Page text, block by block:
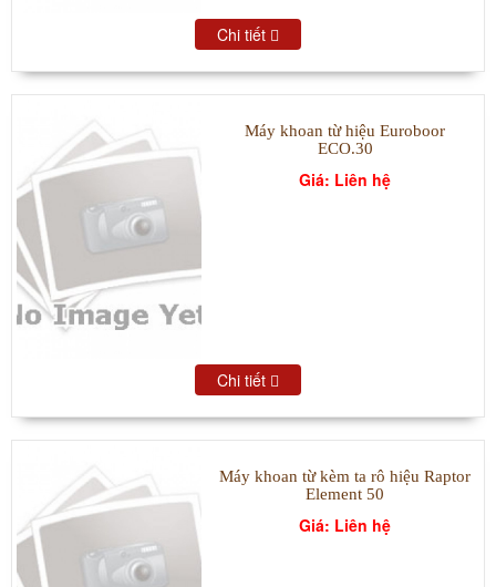
Chi tiết
Máy khoan từ hiệu Euroboor
ECO.30
Giá: Liên hệ
Chi tiết
Máy khoan từ kèm ta rô hiệu Raptor
Element 50
Giá: Liên hệ